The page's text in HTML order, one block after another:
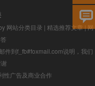
网站分类目录 | 精选推荐文章|网
件到f_fb#foxmail.com说明，我们
性广告及商业合作